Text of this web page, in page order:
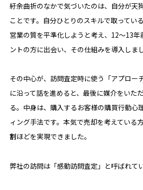
紆余曲折のなかで気づいたのは、自分が天
ことです。自分ひとりのスキルで取ってい
営業の質を平準化しようと考え、12〜13年
ントの方に出会い、その仕組みを導入しまし
その中心が、訪問査定時に使う「アプロー
に沿って話を進めると、最後に媒介をいた
る。中身は、購入するお客様の購買行動心
ィング手法です。本気で売却を考えている
割ほどを実現できました。
弊社の訪問は「感動訪問査定」と呼ばれてい